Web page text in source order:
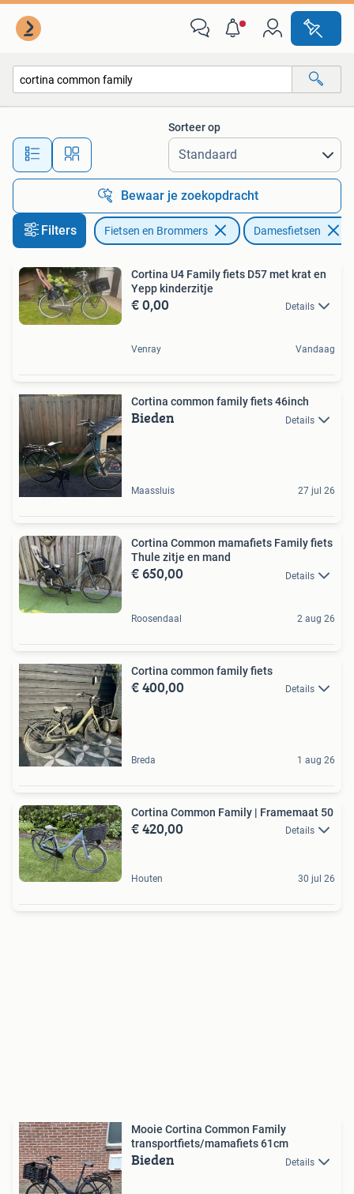
Alle afstanden…
Sorteer op
Bewaar je zoekopdracht
Filters Fietsen en Brommers Damesfietsen
Cortina U4 Family fiets D57 met krat en
Yepp kinderzitje
€ 0,00 Details
Venray Vandaag
Cortina common family fiets 46inch
Bieden Details
Maassluis 27 jul 26
Cortina Common mamafiets Family fiets
Thule zitje en mand
€ 650,00 Details
Roosendaal 2 aug 26
Cortina common family fiets
€ 400,00 Details
Breda 1 aug 26
Cortina Common Family | Framemaat 50
€ 420,00 Details
Houten 30 jul 26
Mooie Cortina Common Family
transportfiets/mamafiets 61cm
Bieden Details